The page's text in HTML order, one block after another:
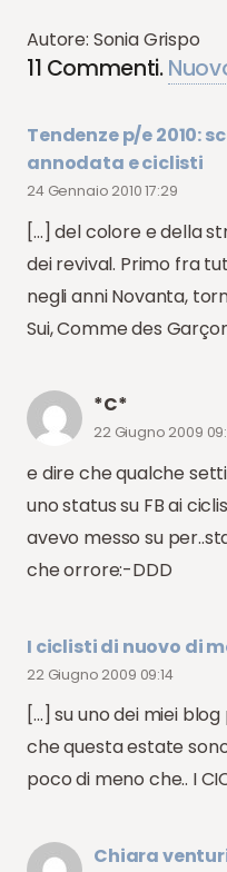
Autore: Sonia Grispo
11 Commenti.
Tendenze p/e 2010:
annodata e ciclisti
24 Gennaio 2010 17:29
[…] del colore e della
dei revival. Primo fra
negli anni Novanta,
Sui, Comme des
*C*
22 Giugno 2009
e dire che qualche
uno status su FB ai
avevo messo su
che orrore:-DDD
I ciclisti di nuovo di
22 Giugno 2009 09:14
[…] su uno dei miei
che questa estate
poco di meno che.. I
Chiara